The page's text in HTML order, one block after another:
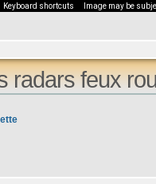
Keyboard shortcuts Image may be
radars feux